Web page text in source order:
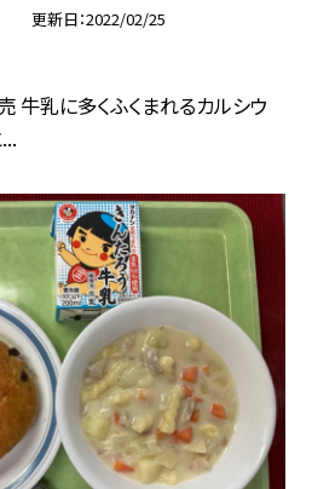
更新日 2022/02/25
牛乳に多くふくまれるカルシウ